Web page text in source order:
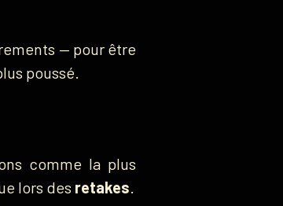
— pour être
poussé.
comme la plus
lors des retakes.